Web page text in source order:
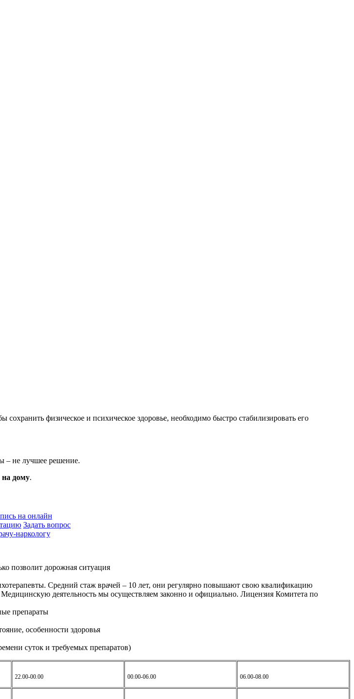
физическое и психическое здоровье, необходимо быстро стабилизировать его
– не лучшее решение.
на дому.
на онлайн
Задать вопрос
наркологу
позволит дорожная ситуация
Средний стаж врачей – 10 лет, они регулярно повышают свою квалификацию
деятельность мы осуществляем законно и официально. Лицензия Комитета по
препараты
особенности здоровья
суток и требуемых препаратов)
22.00-00.00 00.00-06.00 06.00-08.00